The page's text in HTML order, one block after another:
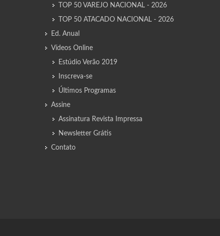
TOP 50 VAREJO NACIONAL - 2026
TOP 50 ATACADO NACIONAL - 2026
Ed. Anual
Vídeos Online
Estúdio Verão 2019
Inscreva-se
Últimos Programas
Assine
Assinatura Revista Impressa
Newsletter Grátis
Contato